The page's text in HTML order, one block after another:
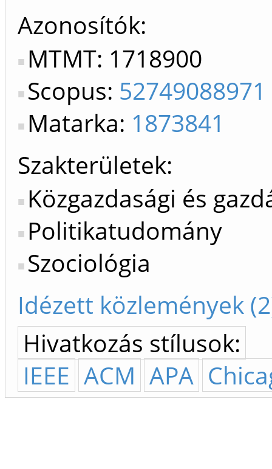
Azonosítók
MTMT: 1718900
Scopus: 52749088971
Matarka: 1873841
Szakterületek:
Közgazdasági és
Politikatudomány
Szociológia
Idézett közlemények
Hivatkozás stílusok:
IEEE ACM APA